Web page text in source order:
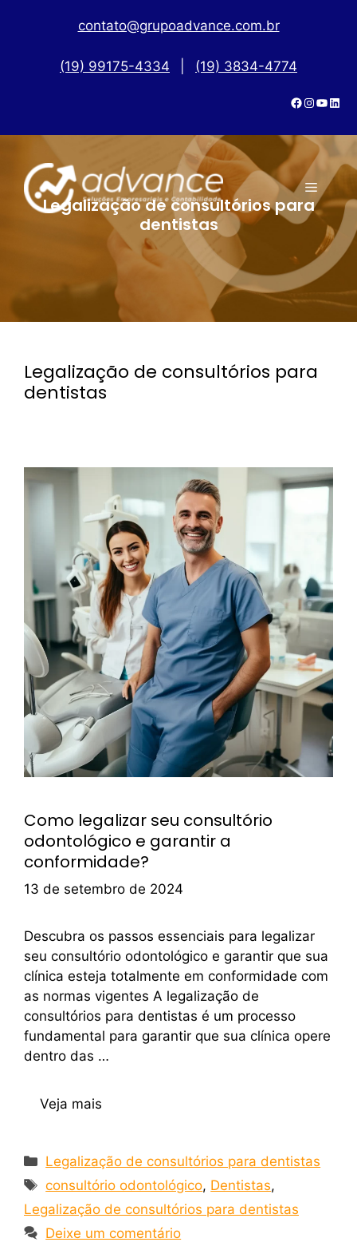
contato@grupoadvance.com.br
(19) 99175-4334 (19) 3834-4774
Legalização de consultórios para
dentistas
Legalização de consultórios para
dentistas
Como legalizar seu consultório
odontológico e garantir a
conformidade?
13 de setembro de 2024
Descubra os passos essenciais para legalizar
seu consultório odontológico e garantir que sua
clínica esteja totalmente em conformidade com
as normas vigentes A legalização de
consultórios para dentistas é um processo
fundamental para garantir que sua clínica opere
dentro das …
Veja mais
Legalização de consultórios para dentistas
consultório odontológico, Dentistas,
Legalização de consultórios para dentistas
Deixe um comentário